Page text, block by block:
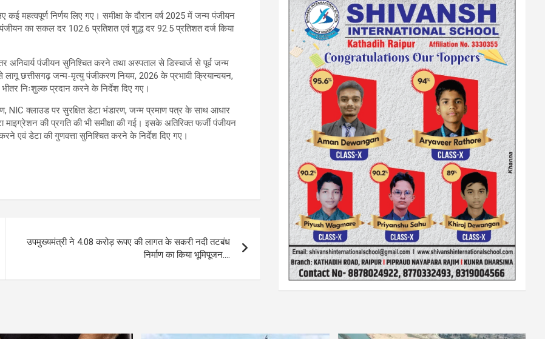
महत्वपूर्ण निर्णय लिए गए। समीक्षा के दौरान वर्ष 2025 में जन्म पंजीयन
का सकल दर 102.6 प्रतिशत एवं शुद्ध दर 92.5 प्रतिशत दर्ज किया
पंजीयन सुनिश्चित करने तथा अस्पताल से डिस्चार्ज से पूर्व जन्म
छत्तीसगढ़ जन्म-मृत्यु पंजीकरण नियम, 2026 के प्रभावी क्रियान्वयन,
निःशुल्क प्रदान करने के निर्देश दिए गए।
NIC क्लाउड पर सुरक्षित डेटा भंडारण, जन्म प्रमाण पत्र के साथ आधार
की प्रगति की भी समीक्षा की गई। इसके अतिरिक्त फर्जी पंजीयन
एवं डेटा की गुणवत्ता सुनिश्चित करने के निर्देश दिए गए।
उपमुख्यमंत्री ने 4.08 करोड़ रूपए की लागत के सकरी नदी तटबंध
निर्माण का किया भूमिपूजन….